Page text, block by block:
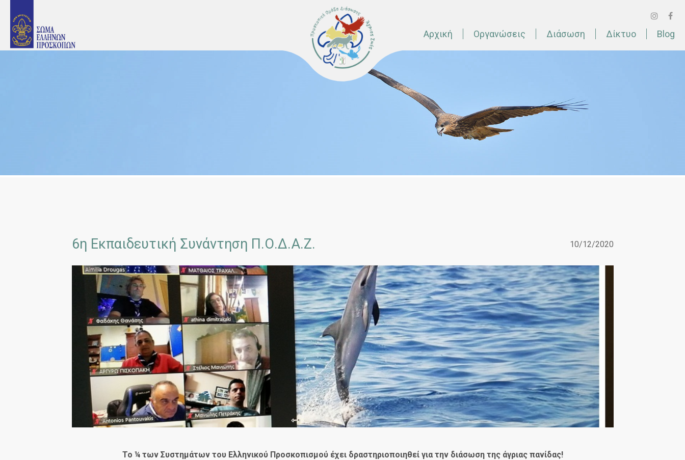
Αρχική Οργανώσεις Διάσωση Δίκτυο Blog
6η Εκπαιδευτική Συνάντηση Π.Ο.Δ.Α.Ζ. 10/12/2020
Το ¼ των Συστημάτων του Ελληνικού Προσκοπισμού έχει δραστηριοποιηθεί για την διάσωση της άγριας πανίδας!